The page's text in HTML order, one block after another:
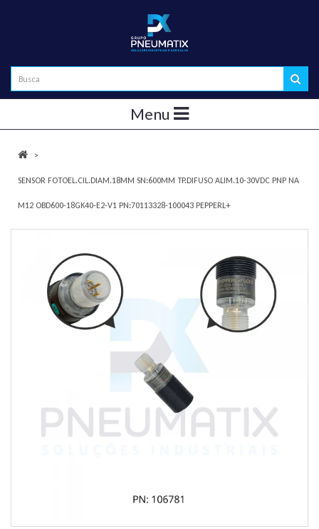
Menu
SENSOR FOTOEL.CIL.DIAM.18MM SN:600MM TP.DIFUSO ALIM.10-30VDC PNP NA
M12 OBD600-18GK40-E2-V1 PN:70113328-100043 PEPPERL+